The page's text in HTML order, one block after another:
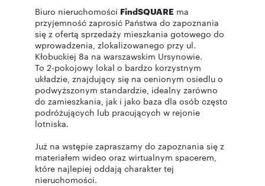
Biuro nieruchomości FindSQUARE ma
przyjemność zaprosić Państwa do zapoznania
się z ofertą sprzedaży mieszkania gotowego do
wprowadzenia, zlokalizowanego przy ul.
Kłobuckiej 8a na warszawskim Ursynowie.
To 2-pokojowy lokal o bardzo korzystnym
układzie, znajdujący się na cenionym osiedlu o
podwyższonym standardzie, idealny zarówno
do zamieszkania, jak i jako baza dla osób często
podróżujących lub pracujących w rejonie
lotniska.
Już na wstępie zapraszamy do zapoznania się z
materiałem wideo oraz wirtualnym spacerem,
które najlepiej oddają charakter tej
nieruchomości.